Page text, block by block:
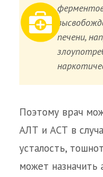
печени,
Поэтому врач
АЛТ и АСТ в
усталость,
может